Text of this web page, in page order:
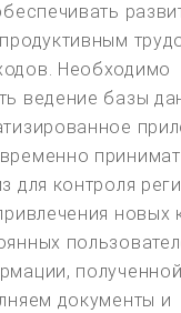
Необходимо
ведение базы
для контроля
новых
документы и